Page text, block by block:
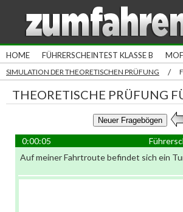
HOME FÜHRERSCHEINTEST KLASSE B
SIMULATION DER THEORETISCHEN PRÜFUNG /
THEORETISCHE PRÜFUNG
0:00:06
Auf meiner Fahrtroute befindet sich ein